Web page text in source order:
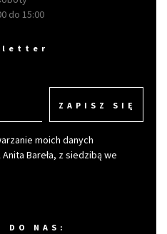
do 15:00
ZAPISZ SIĘ
moich danych
Bareła, z siedzibą we
DO NAS: